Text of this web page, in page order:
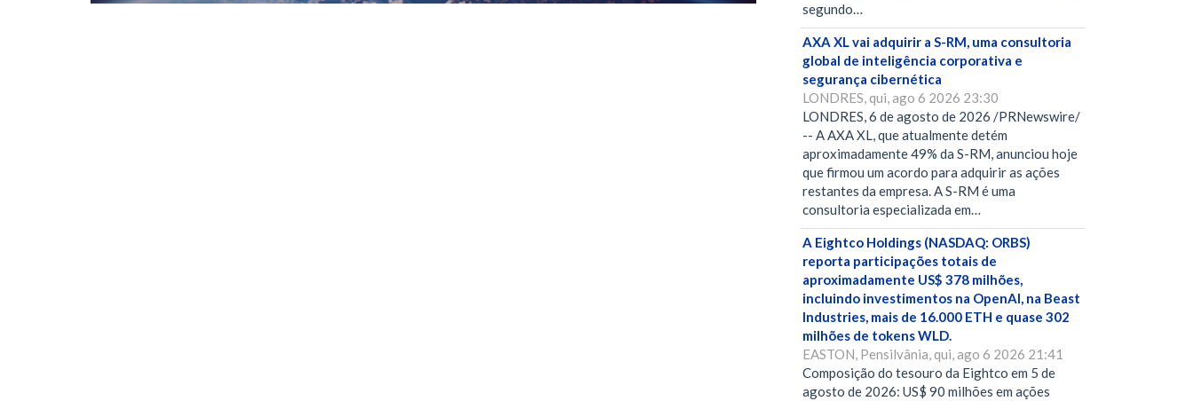
segundo…
AXA XL vai adquirir a S-RM, uma consultoria
global de inteligência corporativa e
segurança cibernética
LONDRES, qui, ago 6 2026 23:30
LONDRES, 6 de agosto de 2026 /PRNewswire/
-- A AXA XL, que atualmente detém
aproximadamente 49% da S-RM, anunciou hoje
que firmou um acordo para adquirir as ações
restantes da empresa. A S-RM é uma
consultoria especializada em…
A Eightco Holdings (NASDAQ: ORBS)
reporta participações totais de
aproximadamente US$ 378 milhões,
incluindo investimentos na OpenAI, na Beast
Industries, mais de 16.000 ETH e quase 302
milhões de tokens WLD.
EASTON, Pensilvânia, qui, ago 6 2026 21:41
Composição do tesouro da Eightco em 5 de
agosto de 2026: US$ 90 milhões em ações